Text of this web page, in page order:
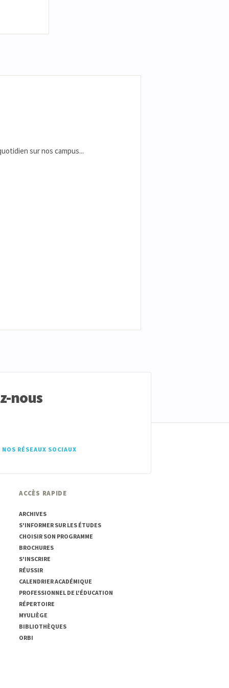
sur nos campus...
nous
RÉSEAUX SOCIAUX
ACCÈS RAPIDE
ARCHIVES
S'INFORMER SUR LES ÉTUDES
CHOISIR SON PROGRAMME
BROCHURES
S'INSCRIRE
RÉUSSIR
CALENDRIER ACADÉMIQUE
PROFESSIONNEL DE L'ÉDUCATION
RÉPERTOIRE
MYULIÈGE
BIBLIOTHÈQUES
ORBI